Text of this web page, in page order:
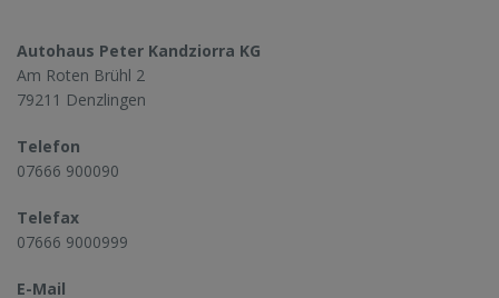
Autohaus Peter Kandziorra KG
Am Roten Brühl 2
79211 Denzlingen
Telefon
07666 900090
Telefax
07666 9000999
E-Mail